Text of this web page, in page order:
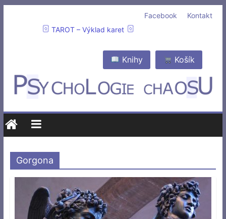
Kontakt
Facebook
TAROT – Výklad karet
Košík
Knihy
Gorgona